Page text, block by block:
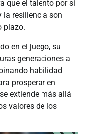
que el talento por sí
la resiliencia son
plazo.
en el juego, su
generaciones a
habilidad
prosperar en
extiende más allá
valores de los